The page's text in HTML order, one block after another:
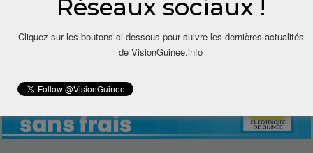
mieux, la situation urge…
Alkaly Sagno
Réseaux sociaux !
Cliquez sur les boutons ci-dessous pour suivre les dernières actualités
de VisionGuinee.info